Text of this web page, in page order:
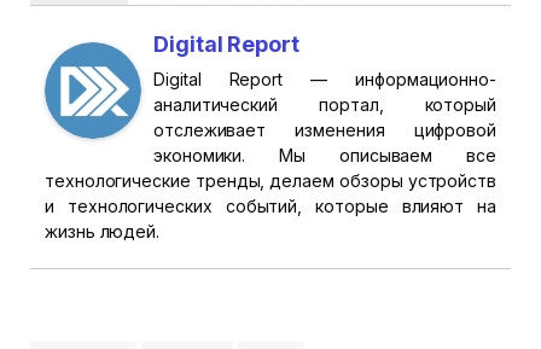
Digital Report
Digital Report — информационно-
аналитический портал, который
отслеживает изменения цифровой
экономики. Мы описываем все
технологические тренды, делаем обзоры устройств
и технологических событий, которые влияют на
жизнь людей.